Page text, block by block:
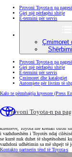
Provoni Toyota-n pa pagesë
Gjej një përfaqësi shitje
E-termini për servis
Çmimoret
Provoni Toyota-n pa pagesë
Gjej një përfaqësi shitje
E-termini për servis
Çmimoret dhe katalogjet
Automjete për livrim të
Kalo te përmbajtja kryesore (Press
Provoni Toyota-n pa
Toyota ndihmë
klientëve, Toyota me krenari ofron
i vazhdueshëm i Toyotës ndaj
se kurrë nuk duhet të shqetësoheni
vazhdoni udhëtimin sa më shpejt të
Kontakto partnerin tënd të Toyota-s